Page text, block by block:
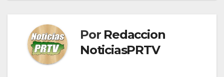
Por Redaccion
NoticiasPRTV